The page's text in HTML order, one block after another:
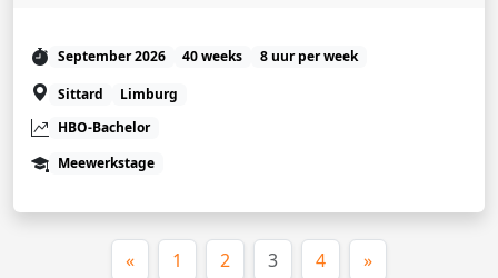
September 2026 40 weeks
8 uur per week
Sittard
Limburg
HBO-Bachelor
Meewerkstage
« 1 2 3(huidige)
4 »